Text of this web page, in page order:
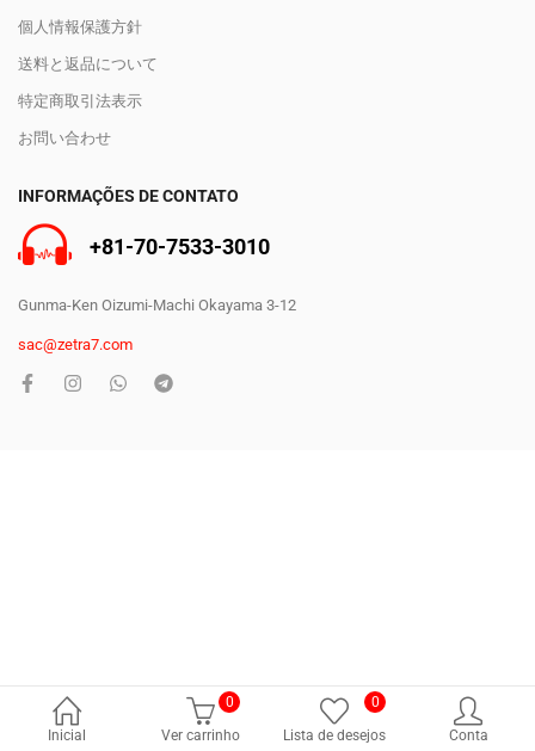
Inicial
0
Ver carrinho
0
Lista de desejos
Conta
個人情報保護方針
送料と返品について
特定商取引法表示
お問い合わせ
INFORMAÇÕES DE CONTATO
+81-70-7533-3010
Gunma-Ken Oizumi-Machi Okayama 3-12
sac@zetra7.com
Copyright © 2025 Zetra Todos os direitos reservados.